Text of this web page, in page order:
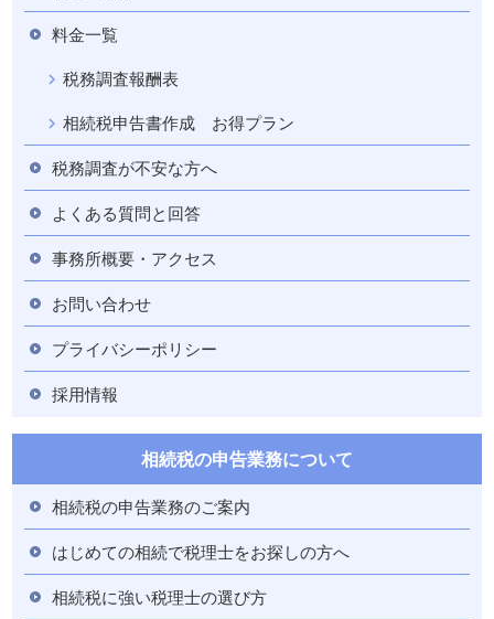
料金一覧
税務調査報酬表
相続税申告書作成 お得プラン
税務調査が不安な方へ
よくある質問と回答
事務所概要・アクセス
お問い合わせ
プライバシーポリシー
採用情報
相続税の申告業務について
相続税の申告業務のご案内
はじめての相続で税理士をお探しの方へ
相続税に強い税理士の選び方